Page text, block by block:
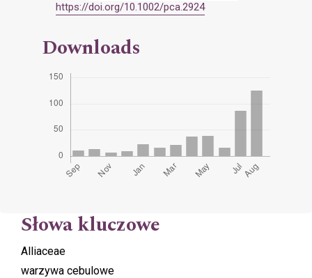
https://doi.org/10.1002/pca.2924
Downloads
Słowa kluczowe
Alliaceae
warzywa cebulowe